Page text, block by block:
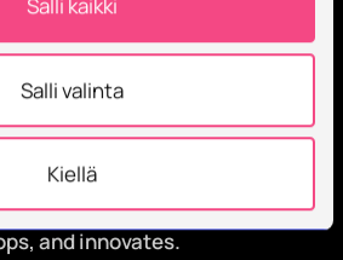
Salli kaikki
Salli valinta
Kielläwork-life-oriented
sciences that educates,
and innovates.